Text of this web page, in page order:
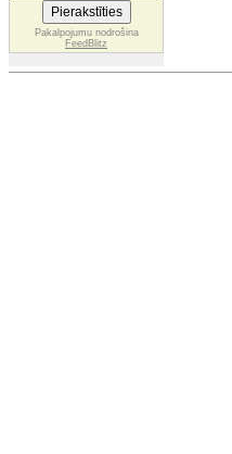
Pakalpojumu nodrošina
FeedBlitz